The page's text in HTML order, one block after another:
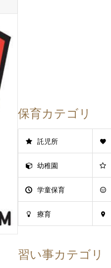
保育カテゴリ
託児所
幼稚園
学童保育
療育
習い事カテゴリ